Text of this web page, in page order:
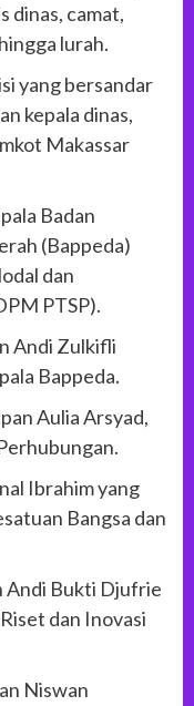
dinas, camat,
lurah.
yang bersandar
kepala dinas,
Makassar
Badan
(Bappeda)
dan
PTSP).
Andi Zulkifli
Bappeda.
Aulia Arsyad,
Ibrahim yang
Bangsa dan
Andi Bukti Djufrie
dan Inovasi
Niswan